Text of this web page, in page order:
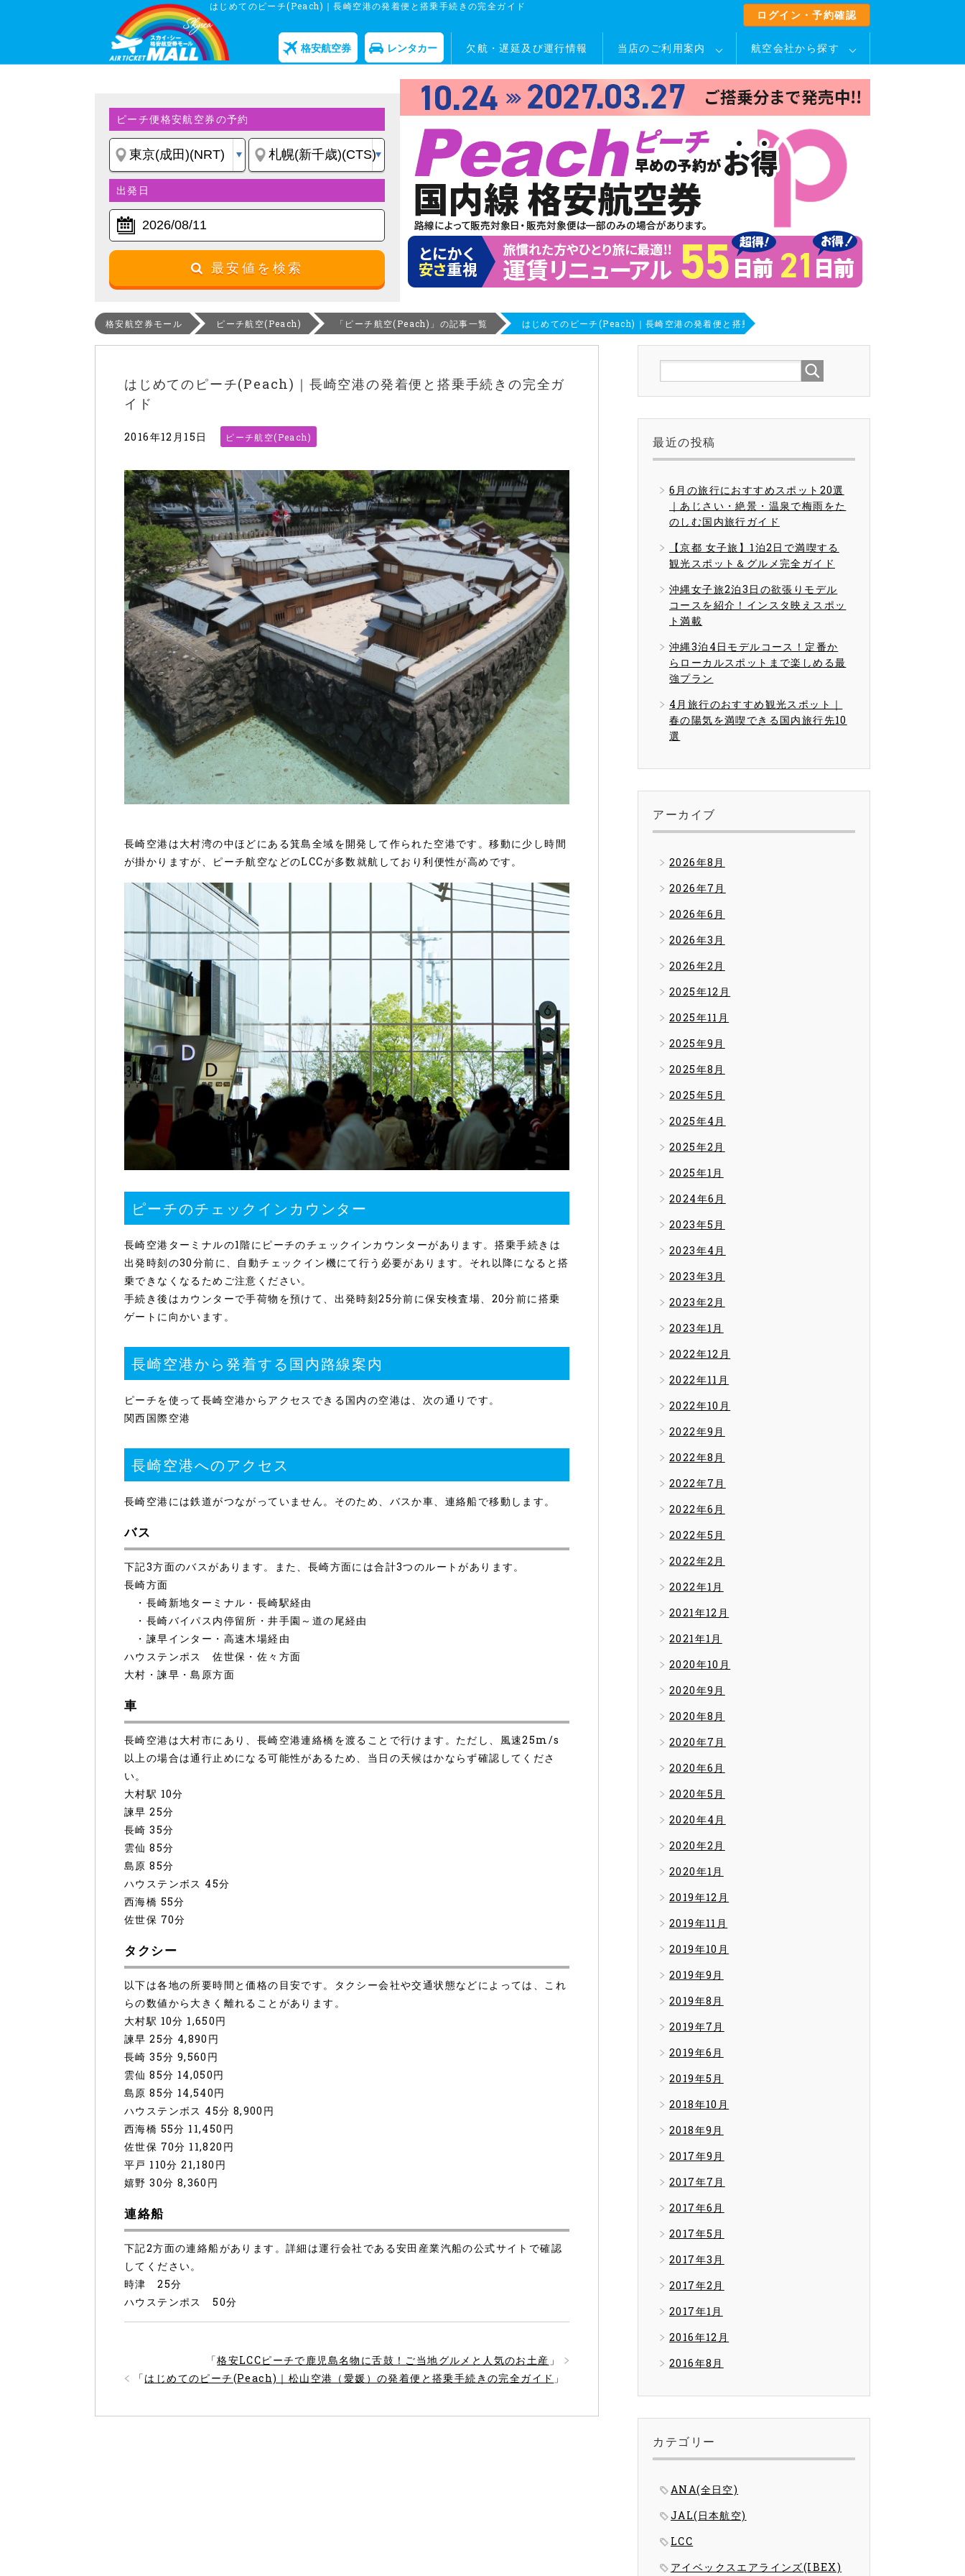
はじめてのピーチ(Peach)｜長崎空港の発着便と搭乗手続きの完全ガイド
ログイン・予約確認
格安航空券 レンタカー 欠航・遅延及び運行情報 当店のご利用案内 航空会社から探す
ピーチ便格安航空券の予約
出発日
最安値を検索
格安航空券モール ピーチ航空(Peach) 「ピーチ航空(Peach)」の記事一覧 はじめてのピーチ(Peach)｜長崎空港の発着便と搭乗手続きの完全ガイド
はじめてのピーチ(Peach)｜長崎空港の発着便と搭乗手続きの完全ガ
イド
2016年12月15日 ピーチ航空(Peach)
長崎空港は大村湾の中ほどにある箕島全域を開発して作られた空港です。移動に少し時間
が掛かりますが、ピーチ航空などのLCCが多数就航しており利便性が高めです。
ピーチのチェックインカウンター
長崎空港ターミナルの1階にピーチのチェックインカウンターがあります。搭乗手続きは
出発時刻の30分前に、自動チェックイン機にて行う必要があります。それ以降になると搭
乗できなくなるためご注意ください。
手続き後はカウンターで手荷物を預けて、出発時刻25分前に保安検査場、20分前に搭乗
ゲートに向かいます。
長崎空港から発着する国内路線案内
ピーチを使って長崎空港からアクセスできる国内の空港は、次の通りです。
関西国際空港
長崎空港へのアクセス
長崎空港には鉄道がつながっていません。そのため、バスか車、連絡船で移動します。
バス
下記3方面のバスがあります。また、長崎方面には合計3つのルートがあります。
長崎方面
・長崎新地ターミナル・長崎駅経由
・長崎バイパス内停留所・井手園～道の尾経由
・諫早インター・高速木場経由
ハウステンポス 佐世保・佐々方面
大村・諫早・島原方面
車
長崎空港は大村市にあり、長崎空港連絡橋を渡ることで行けます。ただし、風速25m/s
以上の場合は通行止めになる可能性があるため、当日の天候はかならず確認してくださ
い。
大村駅 10分
諫早 25分
長崎 35分
雲仙 85分
島原 85分
ハウステンボス 45分
西海橋 55分
佐世保 70分
タクシー
以下は各地の所要時間と価格の目安です。タクシー会社や交通状態などによっては、これ
らの数値から大きく離れることがあります。
大村駅 10分 1,650円
諫早 25分 4,890円
長崎 35分 9,560円
雲仙 85分 14,050円
島原 85分 14,540円
ハウステンボス 45分 8,900円
西海橋 55分 11,450円
佐世保 70分 11,820円
平戸 110分 21,180円
嬉野 30分 8,360円
連絡船
下記2方面の連絡船があります。詳細は運行会社である安田産業汽船の公式サイトで確認
してください。
時津 25分
ハウステンポス 50分
「格安LCCピーチで鹿児島名物に舌鼓！ご当地グルメと人気のお土産 」
「はじめてのピーチ(Peach)｜松山空港（愛媛）の発着便と搭乗手続きの完全ガイド 」
最近の投稿
6月の旅行におすすめスポット20選
｜あじさい・絶景・温泉で梅雨をた
のしむ国内旅行ガイド
【京都 女子旅】1泊2日で満喫する
観光スポット＆グルメ完全ガイド
沖縄女子旅2泊3日の欲張りモデル
コースを紹介！インスタ映えスポッ
ト満載
沖縄3泊4日モデルコース！定番か
らローカルスポットまで楽しめる最
強プラン
4月旅行のおすすめ観光スポット｜
春の陽気を満喫できる国内旅行先10
選
アーカイブ
2026年8月
2026年7月
2026年6月
2026年3月
2026年2月
2025年12月
2025年11月
2025年9月
2025年8月
2025年5月
2025年4月
2025年2月
2025年1月
2024年6月
2023年5月
2023年4月
2023年3月
2023年2月
2023年1月
2022年12月
2022年11月
2022年10月
2022年9月
2022年8月
2022年7月
2022年6月
2022年5月
2022年2月
2022年1月
2021年12月
2021年1月
2020年10月
2020年9月
2020年8月
2020年7月
2020年6月
2020年5月
2020年4月
2020年2月
2020年1月
2019年12月
2019年11月
2019年10月
2019年9月
2019年8月
2019年7月
2019年6月
2019年5月
2018年10月
2018年9月
2017年9月
2017年7月
2017年6月
2017年5月
2017年3月
2017年2月
2017年1月
2016年12月
2016年8月
カテゴリー
ANA(全日空)
JAL(日本航空)
LCC
アイベックスエアラインズ(IBEX)